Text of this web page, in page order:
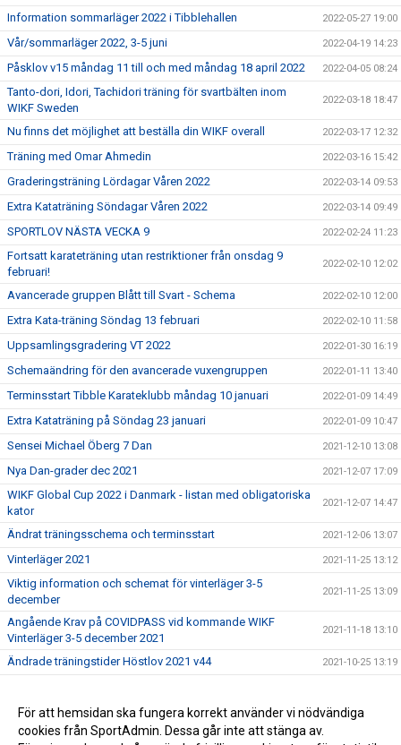
Information sommarläger 2022 i Tibblehallen 2022-05-27 19:00
Vår/sommarläger 2022, 3-5 juni 2022-04-19 14:23
Påsklov v15 måndag 11 till och med måndag 18 april 2022 2022-04-05 08:24
Tanto-dori, Idori, Tachidori träning för svartbälten inom
WIKF Sweden
2022-03-18 18:47
Nu finns det möjlighet att beställa din WIKF overall 2022-03-17 12:32
Träning med Omar Ahmedin 2022-03-16 15:42
Graderingsträning Lördagar Våren 2022 2022-03-14 09:53
Extra Kataträning Söndagar Våren 2022 2022-03-14 09:49
SPORTLOV NÄSTA VECKA 9 2022-02-24 11:23
Fortsatt karateträning utan restriktioner från onsdag 9
februari!
2022-02-10 12:02
Avancerade gruppen Blått till Svart - Schema 2022-02-10 12:00
Extra Kata-träning Söndag 13 februari 2022-02-10 11:58
Uppsamlingsgradering VT 2022 2022-01-30 16:19
Schemaändring för den avancerade vuxengruppen 2022-01-11 13:40
Terminsstart Tibble Karateklubb måndag 10 januari 2022-01-09 14:49
Extra Kataträning på Söndag 23 januari 2022-01-09 10:47
Sensei Michael Öberg 7 Dan 2021-12-10 13:08
Nya Dan-grader dec 2021 2021-12-07 17:09
WIKF Global Cup 2022 i Danmark - listan med obligatoriska
kator
2021-12-07 14:47
Ändrat träningsschema och terminsstart 2021-12-06 13:07
Vinterläger 2021 2021-11-25 13:12
Viktig information och schemat för vinterläger 3-5
december
2021-11-25 13:09
Angående Krav på COVIDPASS vid kommande WIKF
Vinterläger 3-5 december 2021
2021-11-18 13:10
Ändrade träningstider Höstlov 2021 v44 2021-10-25 13:19
Välkomna till vår nya hemsida ! 2021-09-28 10:02
Graderingsträningar för vuxna höstterminen 2021 2021-08-22 13:20
För att hemsidan ska fungera korrekt använder vi nödvändiga
cookies från SportAdmin. Dessa går inte att stänga av.